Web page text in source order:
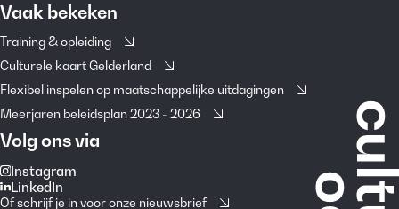
Vaak bekeken
Training & opleiding
Culturele kaart Gelderland
Flexibel inspelen op maatschappelijke uitdagingen
Meerjaren beleidsplan 2023 - 2026
Volg ons via
Instagram
LinkedIn
Of schrijf je in voor onze nieuwsbrief